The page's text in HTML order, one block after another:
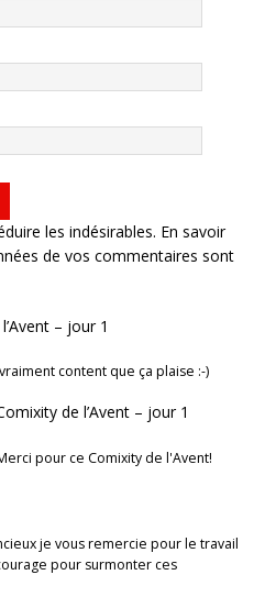
les indésirables. En savoir
de vos commentaires sont
– jour 1
content que ça plaise :-)
de l’Avent – jour 1
pour ce Comixity de l'Avent!
je vous remercie pour le travail
pour surmonter ces